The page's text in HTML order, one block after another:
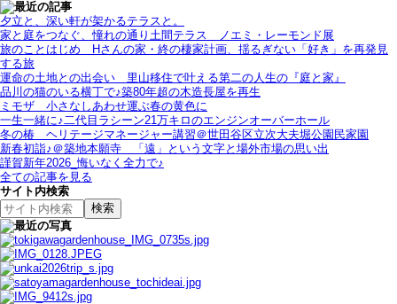
夕立と、深い軒が架かるテラスと。
家と庭をつなぐ、憧れの通り土間テラス＿ノエミ・レーモンド展
旅のことはじめ＿Hさんの家・終の棲家計画、揺るぎない「好き」を再発見
する旅
運命の土地との出会い＿里山移住で叶える第二の人生の『庭と家』
品川の猫のいる横丁で♪築80年超の木造長屋を再生
ミモザ＿小さなしあわせ運ぶ春の黄色に
一生一緒に♪二代目ラシーン21万キロのエンジンオーバーホール
冬の椿＿ヘリテージマネージャー講習＠世田谷区立次大夫堀公園民家園
新春初詣♪＠築地本願寺＿「遠」という文字と場外市場の思い出
謹賀新年2026_悔いなく全力で♪
全ての記事を見る
サイト内検索